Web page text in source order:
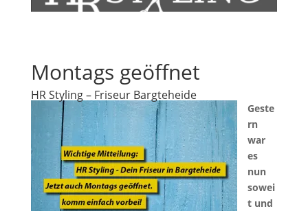
Montags geöffnet
HR Styling – Friseur Bargteheide
Geste
rn
war
es
nun
sowei
t und